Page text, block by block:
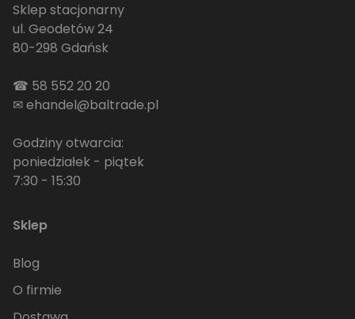
Sklep stacjonarny
ul. Geodetów 24
80-298 Gdańsk
☎ 58 552 20 20
✉ehandel@baltrade.pl
Godziny otwarcia:
poniedziałek - piątek
7:30 - 15:30
Sklep
Blog
O firmie